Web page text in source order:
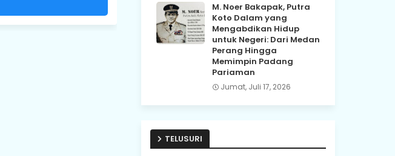
M. Noer Bakapak, Putra
Koto Dalam yang
Mengabdikan Hidup
untuk Negeri: Dari Medan
Perang Hingga
Memimpin Padang
Pariaman
Jumat, Juli 17, 2026
TELUSURI